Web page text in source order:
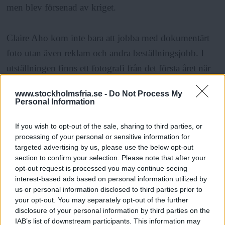
www.stockholmsfria.se - Do Not Process My
Personal Information
If you wish to opt-out of the sale, sharing to third parties, or
processing of your personal or sensitive information for
targeted advertising by us, please use the below opt-out
section to confirm your selection. Please note that after your
opt-out request is processed you may continue seeing
interest-based ads based on personal information utilized by
us or personal information disclosed to third parties prior to
your opt-out. You may separately opt-out of the further
disclosure of your personal information by third parties on the
IAB’s list of downstream participants. This information may
men blev försenad av kriget.
Claire Aho kom inte bara att jobba med dokumentärt
foto utan även reklam och andra beställningsjobb. I
utställningen finns ett fotografi från det första året när
det såldes Coca-cola på flaska i Finland, en reklambild
för kaffe och en bild av ett välfyllt kylskåp.
– Här ville man visa att Finland var tillbaka efter
kriget, att det fanns mat på bordet. Det är kända finska
varumärken i kylskåpet, de finns kvar än i dag, säger
Jussi Brofeldt.
Han pekar på två stora fotografier med reklam för
underkläder på väggen intill.